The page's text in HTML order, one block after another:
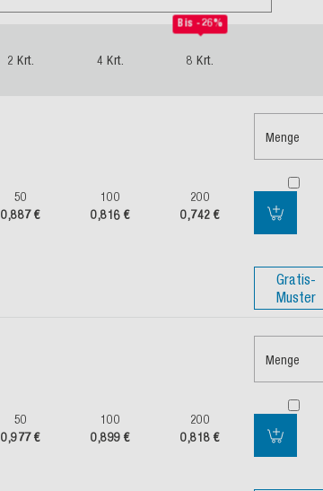
2 Krt. 4 Krt.
Bis -26%
8 Krt.
50
0,887 €
100
0,816 €
200
0,742 €
Menge
Gratis-
Muster
50
0,977 €
100
0,899 €
200
0,818 €
Menge